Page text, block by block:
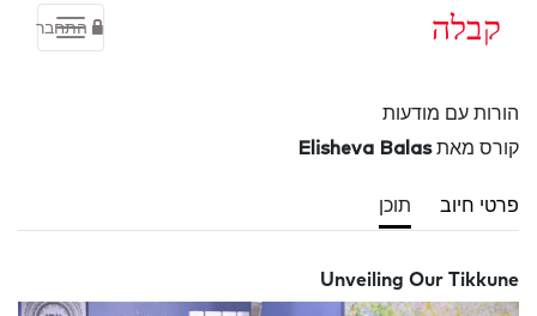
קבלה התחבר
הורות עם מודעות
קורס מאתElisheva Balas
פרטי חיוב תוכן
Unveiling Our Tikkune